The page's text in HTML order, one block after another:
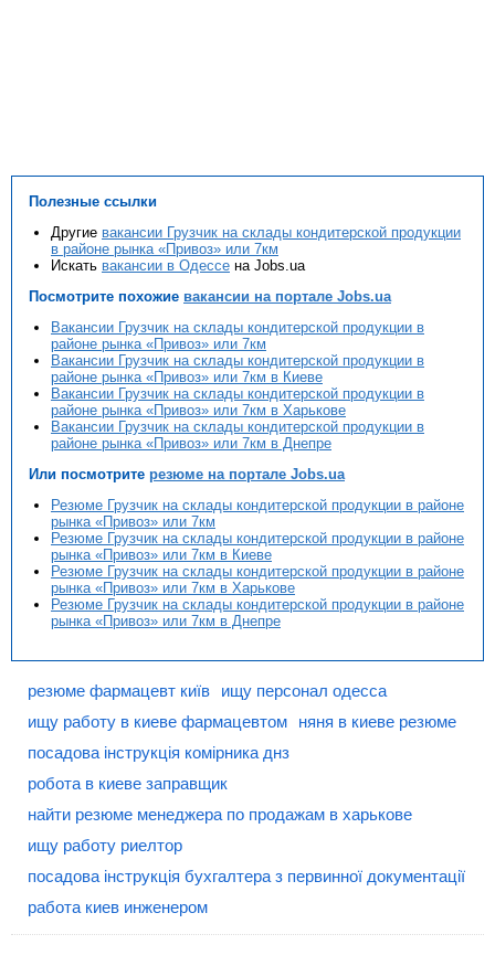
Полезные ссылки
Другие вакансии Грузчик на склады кондитерской продукции
в районе рынка «Привоз» или 7км
Искать вакансии в Одессе на Jobs.ua
Посмотрите похожие вакансии на портале Jobs.ua
Вакансии Грузчик на склады кондитерской продукции в
районе рынка «Привоз» или 7км
Вакансии Грузчик на склады кондитерской продукции в
районе рынка «Привоз» или 7км в Киеве
Вакансии Грузчик на склады кондитерской продукции в
районе рынка «Привоз» или 7км в Харькове
Вакансии Грузчик на склады кондитерской продукции в
районе рынка «Привоз» или 7км в Днепре
Или посмотрите резюме на портале Jobs.ua
Резюме Грузчик на склады кондитерской продукции в районе
рынка «Привоз» или 7км
Резюме Грузчик на склады кондитерской продукции в районе
рынка «Привоз» или 7км в Киеве
Резюме Грузчик на склады кондитерской продукции в районе
рынка «Привоз» или 7км в Харькове
Резюме Грузчик на склады кондитерской продукции в районе
рынка «Привоз» или 7км в Днепре
резюме фармацевт київ
ищу персонал одесса
ищу работу в киеве фармацевтом
няня в киеве резюме
посадова інструкція комірника днз
робота в киеве заправщик
найти резюме менеджера по продажам в харькове
ищу работу риелтор
посадова інструкція бухгалтера з первинної документації
работа киев инженером